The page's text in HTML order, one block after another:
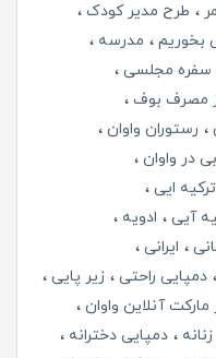
طرح مدیر کودک
بخوریم
مدرسه
سفره مجلسی
مصرف بوف
رستوران واوان
در واوان
ایی
آیی
ادویه
ایرانی
دمپایی راحتی
زیر پایی
مارکت آنلاین واوان
دمپایی دخترانه